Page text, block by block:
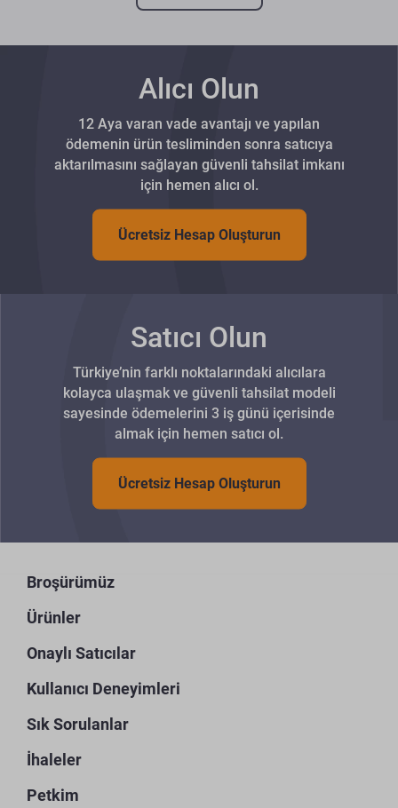
Alıcı Olun
12 Aya varan vade avantajı ve yapılan
ödemenin ürün tesliminden sonra satıcıya
aktarılmasını sağlayan güvenli tahsilat imkanı
için hemen alıcı ol.
Ücretsiz Hesap Oluşturun
Satıcı Olun
Türkiye’nin farklı noktalarındaki alıcılara
kolayca ulaşmak ve güvenli tahsilat modeli
sayesinde ödemelerini 3 iş günü içerisinde
almak için hemen satıcı ol.
Ücretsiz Hesap Oluşturun
Broşürümüz
Ürünler
Onaylı Satıcılar
Kullanıcı Deneyimleri
Sık Sorulanlar
İhaleler
Petkim